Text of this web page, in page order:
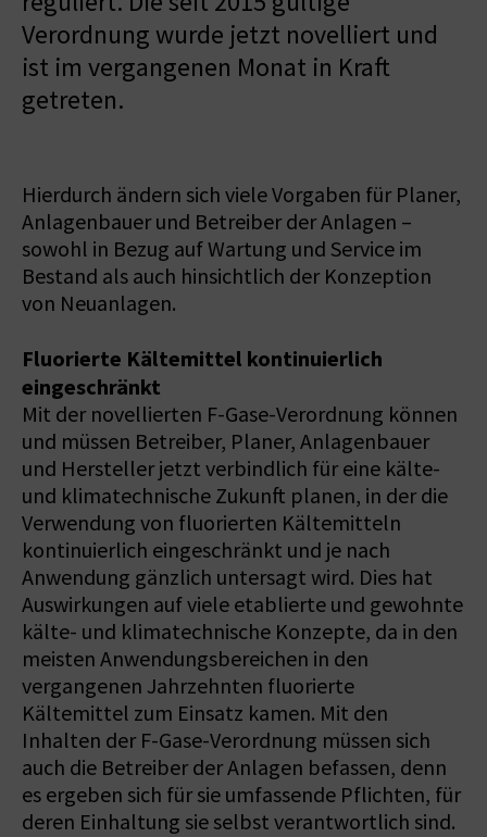
Verordnung wurde jetzt novelliert und
ist im vergangenen Monat in Kraft
getreten.
Hierdurch ändern sich viele Vorgaben für Planer,
Anlagenbauer und Betreiber der Anlagen –
sowohl in Bezug auf Wartung und Service im
Bestand als auch hinsichtlich der Konzeption
von Neuanlagen.
Fluorierte Kältemittel kontinuierlich
eingeschränkt
Mit der novellierten F-Gase-Verordnung können
und müssen Betreiber, Planer, Anlagenbauer
und Hersteller jetzt verbindlich für eine kälte-
und klimatechnische Zukunft planen, in der die
Verwendung von fluorierten Kältemitteln
kontinuierlich eingeschränkt und je nach
Anwendung gänzlich untersagt wird. Dies hat
Auswirkungen auf viele etablierte und gewohnte
kälte- und klimatechnische Konzepte, da in den
meisten Anwendungsbereichen in den
vergangenen Jahrzehnten fluorierte
Kältemittel zum Einsatz kamen. Mit den
Inhalten der F-Gase-Verordnung müssen sich
auch die Betreiber der Anlagen befassen, denn
es ergeben sich für sie umfassende Pflichten, für
deren Einhaltung sie selbst verantwortlich sind.